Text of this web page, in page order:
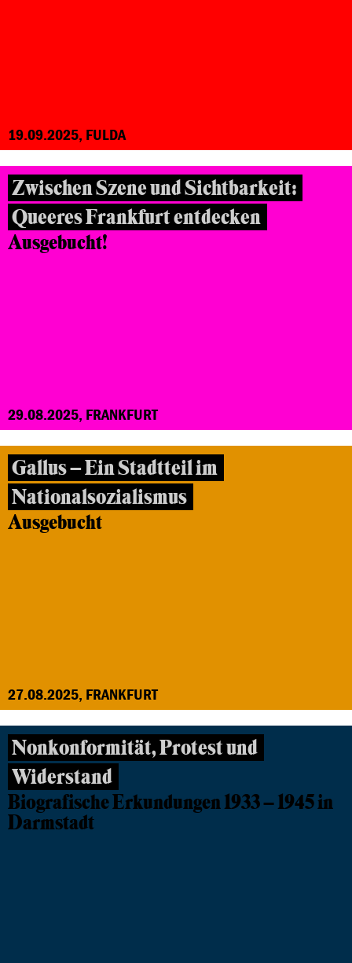
19.09.2025, FULDA
Zwischen Szene und Sichtbarkeit:
Queeres Frankfurt entdecken
Ausgebucht!
29.08.2025, FRANKFURT
Gallus – Ein Stadtteil im
Nationalsozialismus
Ausgebucht
27.08.2025, FRANKFURT
Nonkonformität, Protest und
Widerstand
Biografische Erkundungen 1933 – 1945 in
Darmstadt